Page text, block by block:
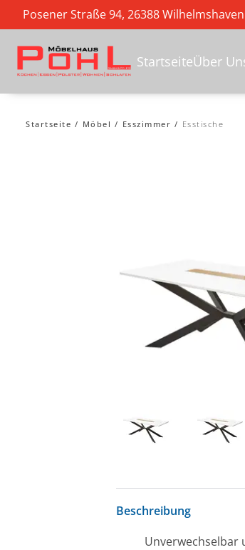
Posener Straße 94, 26388 Wilhelmshaven
StartseiteÜber
Startseite Möbel Esszimmer Esstische
Beschreibung
Unverwechselbar